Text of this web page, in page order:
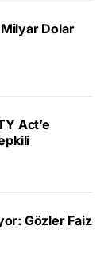
Dolar
Act’e
Gözler Faiz